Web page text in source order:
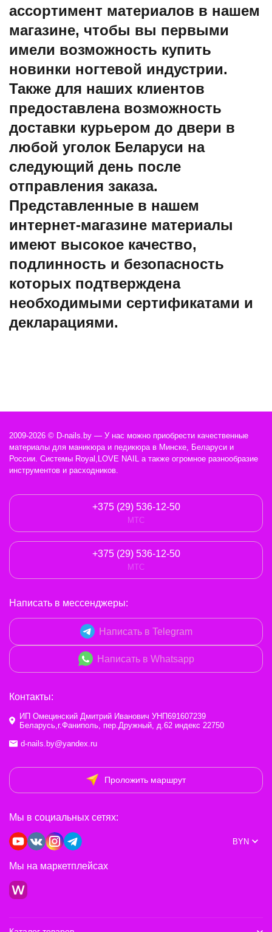
ассортимент материалов в нашем
магазине, чтобы вы первыми
имели возможность купить
новинки ногтевой индустрии.
Также для наших клиентов
предоставлена возможность
доставки курьером до двери в
любой уголок Беларуси на
следующий день после
отправления заказа.
Представленные в нашем
интернет-магазине материалы
имеют высокое качество,
подлинность и безопасность
которых подтверждена
необходимыми сертификатами и
декларациями.
2009-2026 © D-nails.by — У нас можно приобрести качественные
материалы для маникюра и педикюра в Минске, Беларуси и
России. Системы Royal,LOVE NAIL а также огромное разнообразие
инструментов и расходников.
+375 (29) 536-12-50
МТС
+375 (29) 536-12-50
МТС
Написать в мессенджеры:
Написать в Telegram
Написать в Whatsapp
Контакты:
ИП Омецинский Дмитрий Иванович УНП691607239
Беларусь,г.Фаниполь, пер.Дружный, д.62 индекс 22750
d-nails.by@yandex.ru
Проложить маршрут
Мы в социальных сетях:
Мы на маркетплейсах
BYN